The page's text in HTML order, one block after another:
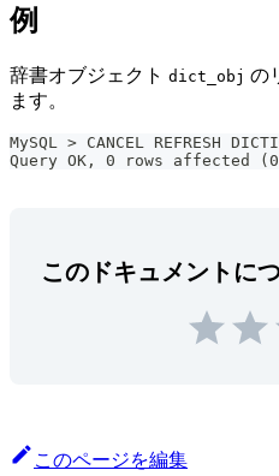
例
辞書オブジェクト dict_obj の
ます。
MySQL > CANCEL REFRESH
Query OK, 0 rows affected
このドキュメントに
このページを編集